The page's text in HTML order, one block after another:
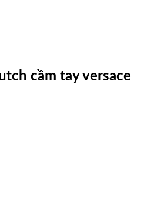
cầm tay versace